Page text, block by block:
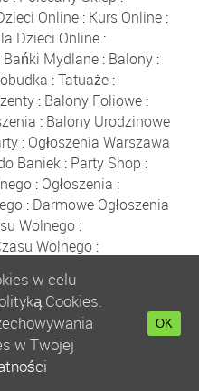
Online: Kurs Online:
Dzieci Online :
Bańki Mydlane : Balony :
:Tatuaże:
: Balony Foliowe :
: Balony Urodzinowe
: Ogłoszenia Warszawa
Baniek : Party Shop :
: Ogłoszenia :
: Darmowe Ogłoszenia
Wolnego :
Wolnego :
dla Dzieci
:Party Sklep:
:Sklep Party
Brokatowe
w Bańce
w celu
Cookies.
w Twojej
OK